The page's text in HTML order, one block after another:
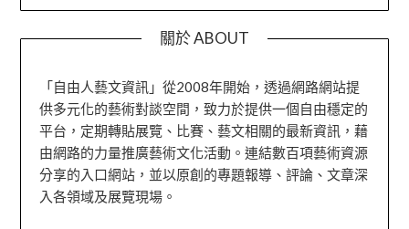
關於 ABOUT
「自由人藝文資訊」從2008年開始，透過網路網站提
供多元化的藝術對談空間，致力於提供一個自由穩定的
平台，定期轉貼展覽、比賽、藝文相關的最新資訊，藉
由網路的力量推廣藝術文化活動。連結數百項藝術資源
分享的入口網站，並以原創的專題報導、評論、文章深
入各領域及展覽現場。